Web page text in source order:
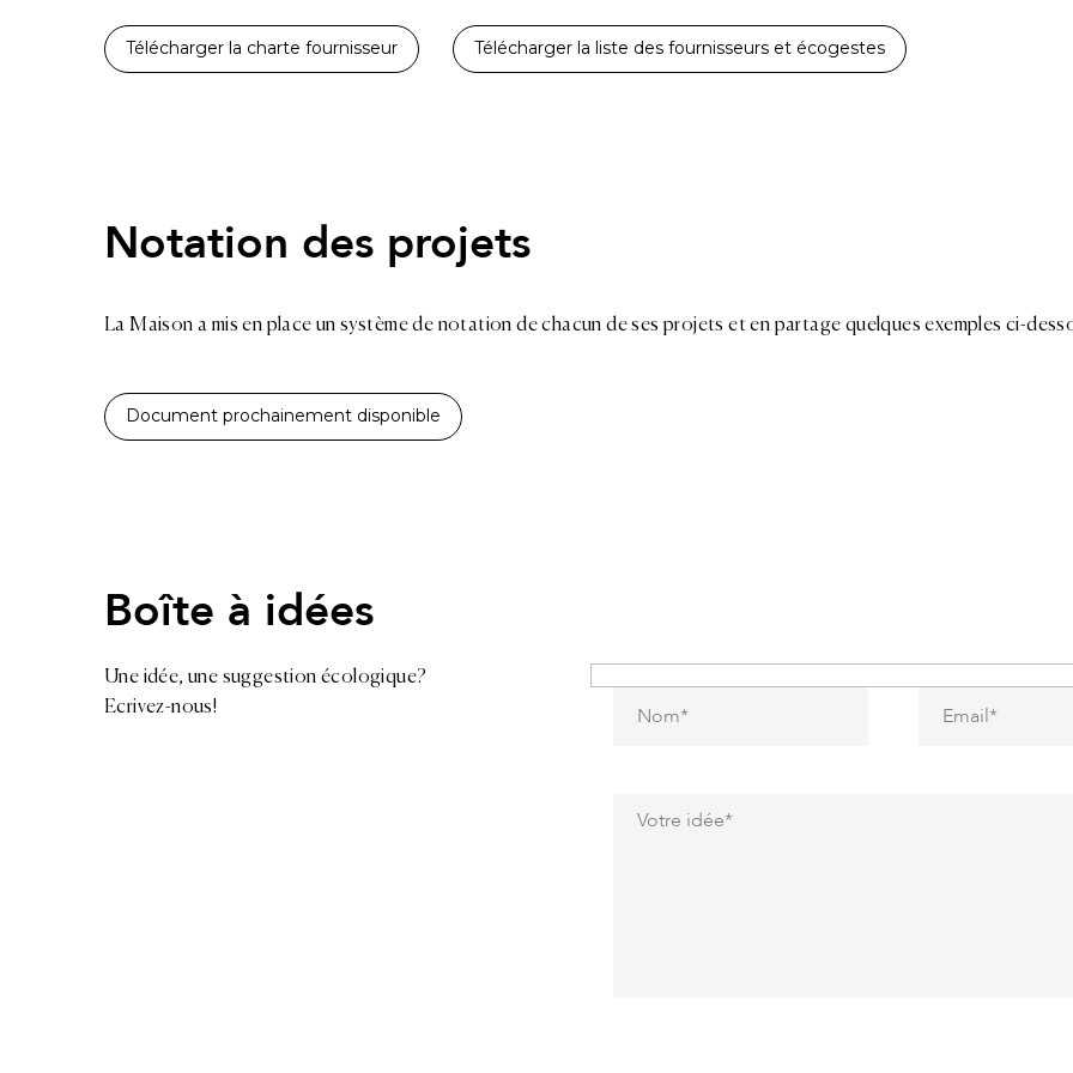
Télécharger la charte fournisseur Télécharger la liste des fournisseurs et écogestes
Notation des projets
La Maison a mis en place un système de notation de chacun de ses projets et en partage quelques exemples ci-
Document prochainement disponible
Boîte à idées
Une idée, une suggestion écologique?
Ecrivez-nous!